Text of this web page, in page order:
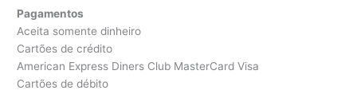
Pagamentos
Aceita somente dinheiro
Cartões de crédito
American Express Diners Club MasterCard Visa
Cartões de débito